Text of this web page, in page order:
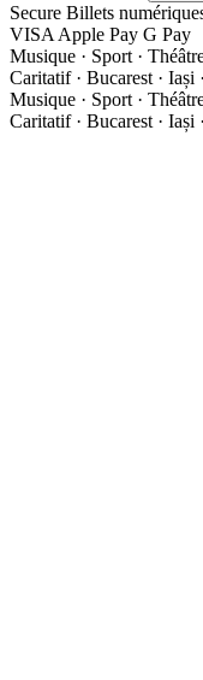
Secure Billets
VISA Apple Pay G Pay
Musique · Sport ·
Caritatif · Bucarest · Iași
Musique · Sport ·
Caritatif · Bucarest · Iași